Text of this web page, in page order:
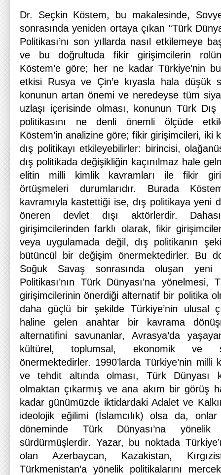
Dr. Seçkin Köstem, bu makalesinde,
sonrasında yeniden ortaya çıkan “Türk
Politikası’nı son yıllarda nasıl etkilemeye
ve bu doğrultuda fikir girişimcilerin
Köstem’e göre; her ne kadar Türkiye’nin
etkisi Rusya ve Çin’e kıyasla hala düşük
konunun artan önemi ve neredeyse tüm
uzlaşı içerisinde olması, konunun Türk Dış
politikasını ne denli önemli ölçüde
Köstem’in analizine göre; fikir girişimcileri, iki
dış politikayı etkileyebilirler: birincisi,
dış politikada değişikliğin kaçınılmaz hale
elitin milli kimlik kavramları ile fikir
örtüşmeleri durumlarıdır. Burada
kavramıyla kastettiği ise, dış politikaya yeni
öneren devlet dışı aktörlerdir.
girişimcilerinden farklı olarak, fikir
veya uygulamada değil, dış politikanın
bütüncül bir değişim önermektedirler. Bu
Soğuk Savaş sonrasında oluşan yeni
Politikası’nın Türk Dünyası’na
girişimcilerinin önerdiği alternatif bir politika
daha güçlü bir şekilde Türkiye’nin ulusal
haline gelen anahtar bir kavrama
alternatifini savunanlar, Avrasya’da
kültürel, toplumsal, ekonomik ve
önermektedirler. 1990’larda Türkiye’nin milli
ve tehdit altında olması, Türk Dünyası
olmaktan çıkarmış ve ana akım bir görüş
kadar günümüzde iktidardaki Adalet ve
ideolojik eğilimi (İslamcılık) olsa da,
döneminde Türk Dünyası’na yönelik
sürdürmüşlerdir. Yazar, bu noktada
olan Azerbaycan, Kazakistan,
Türkmenistan’a yönelik politikalarını